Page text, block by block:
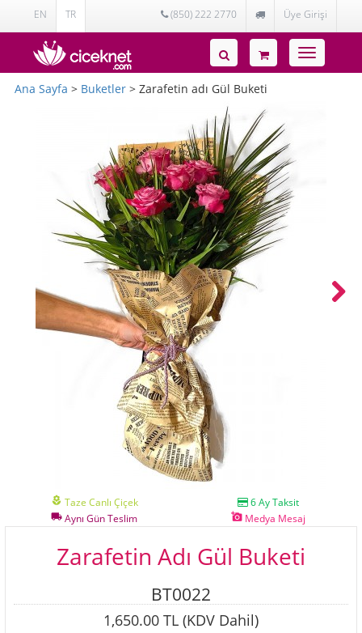
EN TR (850) 222 2770 Üye Girişi
Toggle
navigation
Ana Sayfa > Buketler > Zarafetin adı Gül Buketi
local_florist Taze Canlı Çiçek 6 Ay Taksit
local_shipping Aynı Gün Teslim add_a_photoMedya Mesaj
Zarafetin Adı Gül Buketi
BT0022
1,650.00 TL (KDV Dahil)